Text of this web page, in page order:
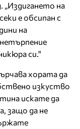
„Издигането на
е обсипан с
на
си."
хората да
изкуство
искате да
защо да не